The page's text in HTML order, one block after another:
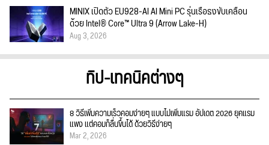
MINIX เปิดตัว EU928-AI AI Mini PC รุ่นเรือธงขับเคลื่อน
ด้วย Intel® Core™ Ultra 9 (Arrow Lake-H)
Aug 3, 2026
ทิป-เทคนิคต่างๆ
8 วิธีเพิ่มความเร็วคอมง่ายๆ แบบไม่เพิ่มแรม อัปเดต 2026 ยุคแรม
แพง แต่คอมก็ลื่นขึ้นได้ ด้วยวิธีง่ายๆ
Mar 2, 2026